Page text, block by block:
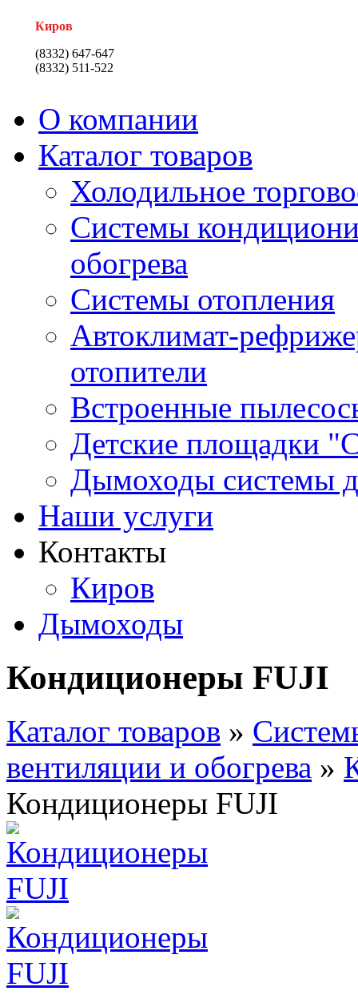
Киров
(8332) 647-647
(8332) 511-522
О компании
Каталог товаров
Холодильное
Системы
обогрева
Системы отопления
Автоклимат-
отопители
Встроенные
Детские площадки
Дымоходы системы
Наши услуги
Контакты
Киров
Дымоходы
Кондиционеры FUJI
Каталог товаров »
вентиляции и обогрева »
Кондиционеры FUJI